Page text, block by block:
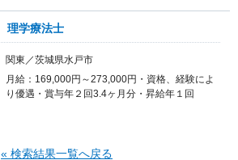
理学療法士
関東／茨城県水戸市
月給：169,000円～273,000円・資格、経験によ
り優遇・賞与年２回3.4ヶ月分・昇給年１回
« 検索結果一覧へ戻る